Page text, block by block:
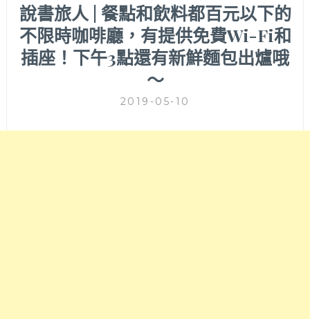
說書旅人 | 餐點和飲料都百元以下的
不限時咖啡廳，有提供免費Wi-Fi和
插座！下午3點還有新鮮麵包出爐哦
～
2019-05-10